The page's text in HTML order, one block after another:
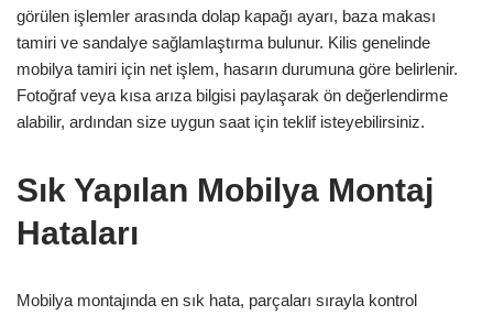
görülen işlemler arasında dolap kapağı ayarı, baza makası
tamiri ve sandalye sağlamlaştırma bulunur. Kilis genelinde
mobilya tamiri için net işlem, hasarın durumuna göre belirlenir.
Fotoğraf veya kısa arıza bilgisi paylaşarak ön değerlendirme
alabilir, ardından size uygun saat için teklif isteyebilirsiniz.
Sık Yapılan Mobilya Montaj
Hataları
Mobilya montajında en sık hata, parçaları sırayla kontrol